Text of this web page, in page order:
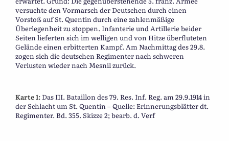
versuchte den Vormarsch der Deutschen durch einen
Vorstoß auf St. Quentin durch eine zahlenmäßige
Überlegenheit zu stoppen. Infanterie und Artillerie beider
Seiten lieferten sich im welligen und von Hitze überfluteten
Gelände einen erbitterten Kampf. Am Nachmittag des 29.8.
zogen sich die deutschen Regimenter nach schweren
Verlusten wieder nach Mesnil zurück.
Karte 1:Das III. Bataillon des 79. Res. Inf. Reg. am 29.9.1914 in
der Schlacht um St. Quentin – Quelle: Erinnerungsblätter dt.
Regimenter. Bd. 355. Skizze 2; bearb. d. Verf